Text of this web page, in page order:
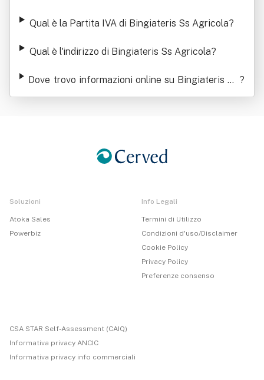
Qual è la Partita IVA di Bingiateris Ss Agricola?
Qual è l'indirizzo di Bingiateris Ss Agricola?
Dove trovo informazioni online su Bingiateris Ss
Agricola
?
Soluzioni
Atoka Sales
Powerbiz
Info Legali
Termini di Utilizzo
Condizioni d'uso/Disclaimer
Cookie Policy
Privacy Policy
Preferenze consenso
CSA STAR Self-Assessment (CAIQ)
Informativa privacy ANCIC
Informativa privacy info commerciali